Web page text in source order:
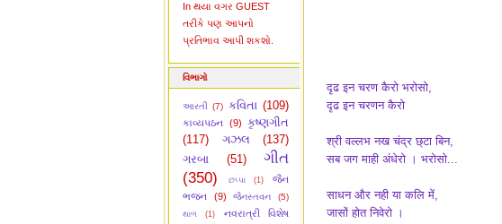
In થયા વગર GUEST
તરીકે પણ આપનો
પ્રતિભાવ આપી શકશો.
વિભાગો
આરતી (7) કવિતા (109)
કાવ્યપઠન (9) કૃષ્ણગીત
(117)
ગઝલ
(137)
ગરબા
(51)
ગીત
(350)
છપ્પા (1)
જૈન
ભજન
(9) જૈનસ્તવન (5)
થાળ (1)
નવરાત્રી વિશેષ
दृढ इन चरण कैरो भरोसो,
दृढ इन चरणन कैरो
श्री वल्लभ नख चंद्र छ्टा बिन,
सब जग माही अंधेरो । भरोसो...
साधन और नही या कलि में,
जासों होत निवेरो ।